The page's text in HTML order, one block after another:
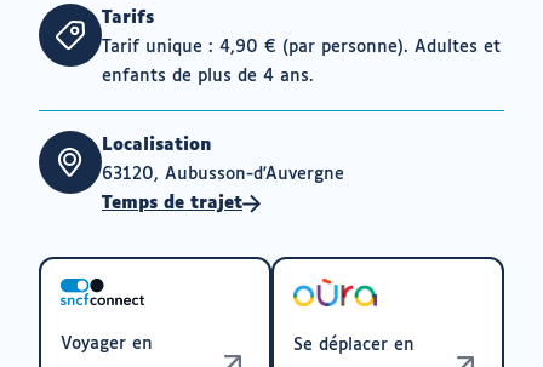
Tarifs
Tarif unique : 4,90 € (par personne). Adultes et
enfants de plus de 4 ans.
Localisation
63120, Aubusson-d'Auvergne
Temps de trajet
Voyager en Se déplacer en